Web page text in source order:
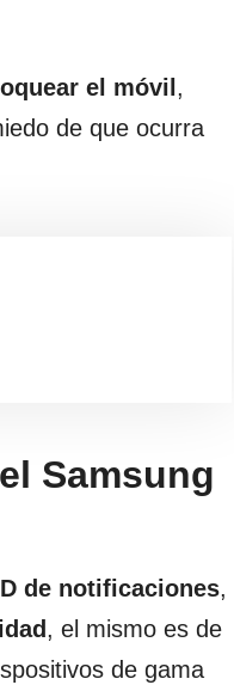
el móvil ,
de que ocurra
Samsung
de notificaciones,
, el mismo es de
de gama